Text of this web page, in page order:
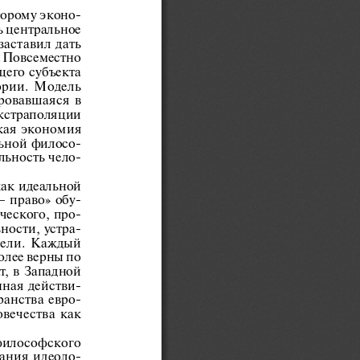
эконо-
центральное
дать
Повсеместно
субъекта
Модель
в
экономия
филосо-
чело-
идеальной
право»  обу-
про-
устра-
Каждый
верны по
в  Западной
действи-
евро-
как